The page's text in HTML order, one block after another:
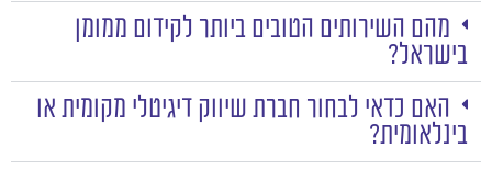
מהם השירותים הטובים ביותר לקידום ממומן
בישראל?
האם כדאי לבחור חברת שיווק דיגיטלי מקומית או
בינלאומית?